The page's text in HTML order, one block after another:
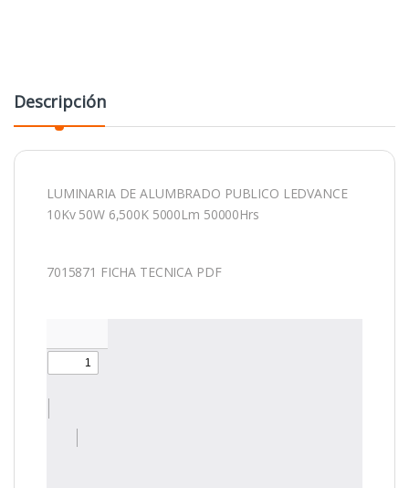
Descripción
LUMINARIA DE ALUMBRADO PUBLICO LEDVANCE
10Kv 50W 6,500K 5000Lm 50000Hrs
7015871 FICHA TECNICA PDF